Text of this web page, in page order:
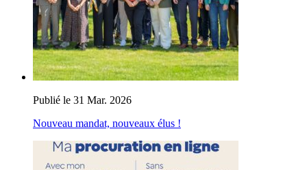
Publié le 31 Mar. 2026
Nouveau mandat, nouveaux élus !